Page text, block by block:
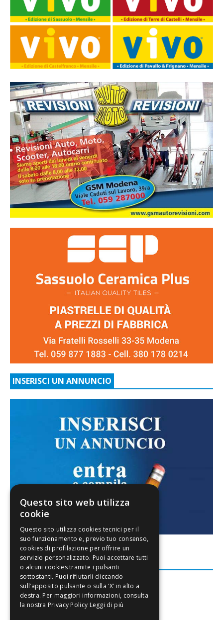
INSERISCI UN ANNUNCIO
FACEBOOK
Questo sito web utilizza
cookie
Leggi di più